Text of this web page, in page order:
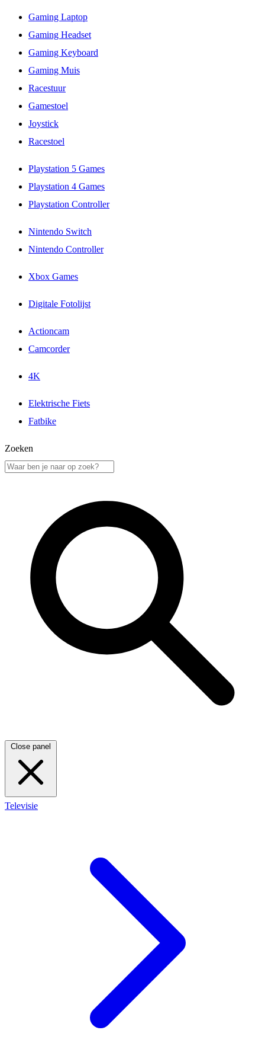
Gaming Laptop
Gaming Headset
Gaming Keyboard
Gaming Muis
Racestuur
Gamestoel
Joystick
Racestoel
Playstation 5 Games
Playstation 4 Games
Playstation Controller
Nintendo Switch
Nintendo Controller
Xbox Games
Digitale Fotolijst
Actioncam
Camcorder
4K
Elektrische Fiets
Fatbike
Zoeken
Close panel
Televisie